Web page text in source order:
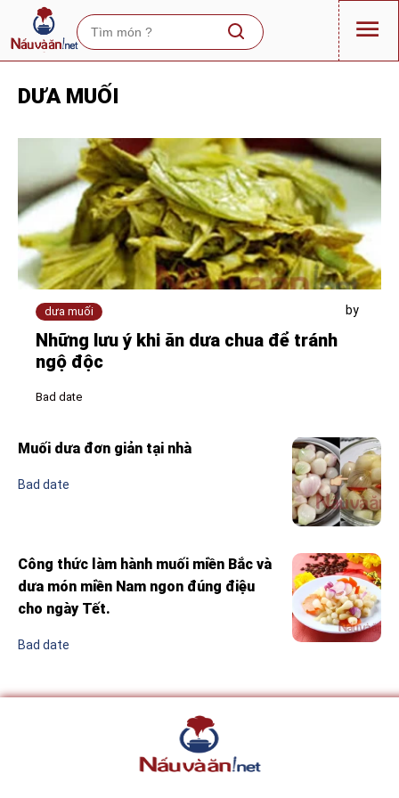
DƯA MUỐI
dưa muối by
Những lưu ý khi ăn dưa chua để tránh
ngộ độc
Bad date
Muối dưa đơn giản tại nhà
Bad date
Công thức làm hành muối miền Bắc và
dưa món miền Nam ngon đúng điệu
cho ngày Tết.
Bad date